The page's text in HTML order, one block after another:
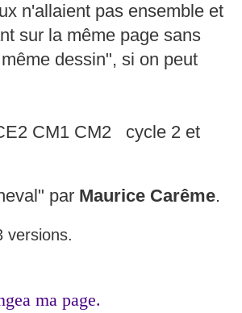
n'allaient pas ensemble et
sur la même page sans
dessin", si on peut
CM1 CM2 cycle 2 et
par Maurice Carême.
versions.
ma page.